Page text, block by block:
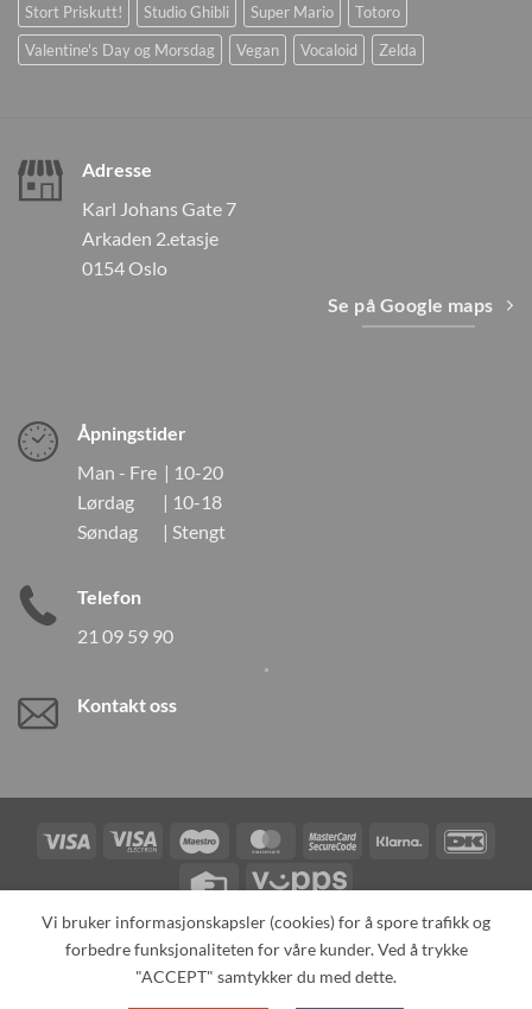
Stort Priskutt!
Studio Ghibli Super Mario
Totoro
Valentine's Day og Morsdag
Vegan Vocaloid Zelda
Adresse
Karl Johans Gate 7
Arkaden 2.etasje
0154 Oslo
Se på Google maps
Åpningstider
Man - Fre | 10-20
Lørdag | 10-18
Søndag | Stengt
Telefon
21 09 59 90
Kontakt oss
Visa
Visa
Maestro MasterCardMasterCardKlarna
Credit
Vipps
TILBAKEKALLINGER KONTAKT OSS
OM OSS
SPESIALBESTILLING
MIN KONTO ALL PRODUCTS
Vi bruker informasjonskapsler (cookies) for å spore trafikk og
forbedre funksjonaliteten for våre kunder. Ved å trykke
"ACCEPT" samtykker du med dette.